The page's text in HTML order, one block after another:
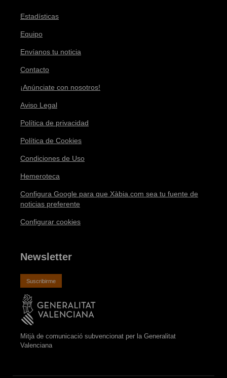
Estadísticas
Equipo
Envíanos tu noticia
Contacto
¡Anúnciate con nosotros!
Aviso Legal
Política de privacidad
Política de Cookies
Condiciones de Uso
Hemeroteca
Configura Google para que Xàbia.com sea tu fuente de
noticias preferente
Configurar cookies
Newsletter
Suscribirme
Mitjà de comunicació subvencionat per la Generalitat
Valenciana